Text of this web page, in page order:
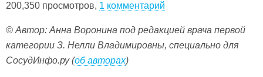
200,350 просмотров, 1 комментарий
© Автор: Анна Воронина под редакцией врача первой
категории З. Нелли Владимировны, специально для
СосудИнфо.ру (об авторах)